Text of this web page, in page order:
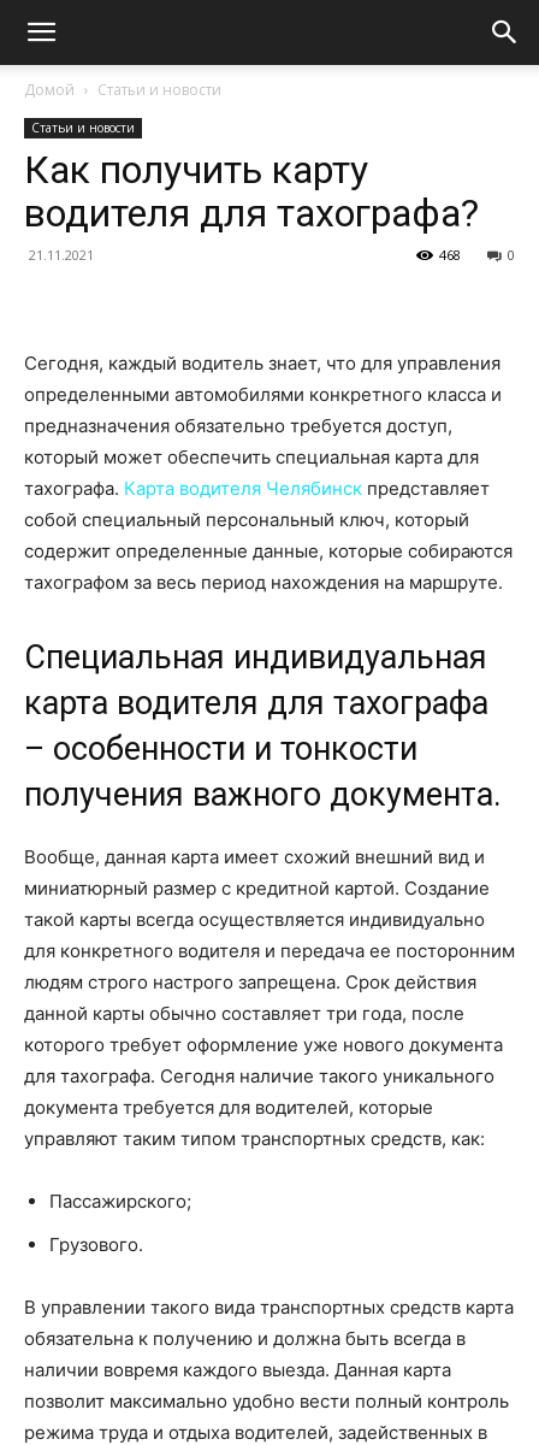
Домой Статьи и новости
Статьи и новости
Как получить карту
водителя для тахографа?
21.11.2021 0
468
Сегодня, каждый водитель знает, что для управления
определенными автомобилями конкретного класса и
предназначения обязательно требуется доступ,
который может обеспечить специальная карта для
тахографа. Карта водителя Челябинск представляет
собой специальный персональный ключ, который
содержит определенные данные, которые собираются
тахографом за весь период нахождения на маршруте.
Специальная индивидуальная
карта водителя для тахографа
– особенности и тонкости
получения важного документа.
Вообще, данная карта имеет схожий внешний вид и
миниатюрный размер с кредитной картой. Создание
такой карты всегда осуществляется индивидуально
для конкретного водителя и передача ее посторонним
людям строго настрого запрещена. Срок действия
данной карты обычно составляет три года, после
которого требует оформление уже нового документа
для тахографа. Сегодня наличие такого уникального
документа требуется для водителей, которые
управляют таким типом транспортных средств, как:
Пассажирского;
Грузового.
В управлении такого вида транспортных средств карта
обязательна к получению и должна быть всегда в
наличии вовремя каждого выезда. Данная карта
позволит максимально удобно вести полный контроль
режима труда и отдыха водителей, задейственных в